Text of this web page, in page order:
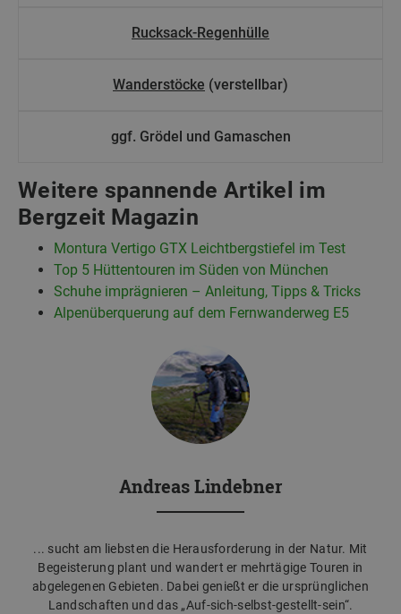
Rucksack-Regenhülle
Wanderstöcke (verstellbar)
ggf. Grödel und Gamaschen
Weitere spannende Artikel im
Bergzeit Magazin
Montura Vertigo GTX Leichtbergstiefel im Test
Top 5 Hüttentouren im Süden von München
Schuhe imprägnieren – Anleitung, Tipps & Tricks
Alpenüberquerung auf dem Fernwanderweg E5
Andreas Lindebner
... sucht am liebsten die Herausforderung in der Natur. Mit
Begeisterung plant und wandert er mehrtägige Touren in
abgelegenen Gebieten. Dabei genießt er die ursprünglichen
Landschaften und das „Auf-sich-selbst-gestellt-sein“.